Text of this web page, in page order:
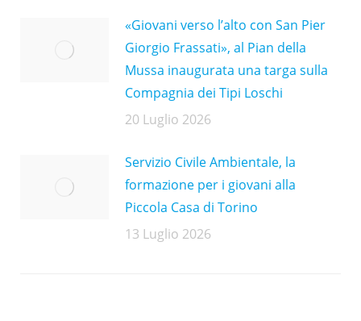
«Giovani verso l’alto con San Pier
Giorgio Frassati», al Pian della
Mussa inaugurata una targa sulla
Compagnia dei Tipi Loschi
20 Luglio 2026
Servizio Civile Ambientale, la
formazione per i giovani alla
Piccola Casa di Torino
13 Luglio 2026